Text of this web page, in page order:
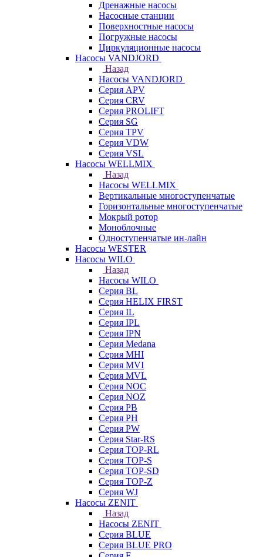
Дренажные насосы
Насосные станции
Поверхностные насосы
Погружные насосы
Циркуляционные насосы
Насосы VANDJORD
Назад
Насосы VANDJORD
Серия APV
Серия CRV
Серия PROLIFT
Серия SG
Серия TPV
Серия VDW
Серия VSL
Насосы WELLMIX
Назад
Насосы WELLMIX
Вертикальные многоступенчатые
Горизонтальные многоступенчатые
Мокрый ротор
Моноблочные
Одноступенчатые ин-лайн
Насосы WESTER
Насосы WILO
Назад
Насосы WILO
Серия BL
Серия HELIX FIRST
Серия IL
Серия IPL
Серия IPN
Серия Medana
Серия MHI
Серия MVI
Серия MVL
Серия NOC
Серия NOZ
Серия PB
Серия PH
Серия PW
Серия Star-RS
Серия TOP-RL
Серия TOP-S
Серия TOP-SD
Серия TOP-Z
Серия WJ
Насосы ZENIT
Назад
Насосы ZENIT
Серия BLUE
Серия BLUE PRO